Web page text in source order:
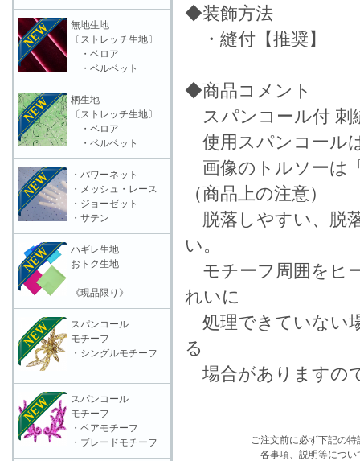
◆装飾方法
・縫付【推奨】
◆商品コメント
スパンコール付 刺
使用スパンコール
画像のトルソーは
（商品上の注意）
脱落しやすい、脱
い。
モチーフ周囲をヒ
れいに
処理できていない
る
場合がありますの
ご注文前に必ず下記の
各事項、説明等につい
無地生地
〔ストレッチ生地〕
・ベロア
・ベルベット
柄生地
〔ストレッチ生地〕
・ベロア
・ベルベット
・パワーネット
・メッシュ・レース
・ジョーゼット
・サテン
ハギレ生地
おトク生地
《現品限り》
スパンコール
モチーフ
・シングルモチーフ
スパンコール
モチーフ
・ペアモチーフ
・ブレードモチーフ